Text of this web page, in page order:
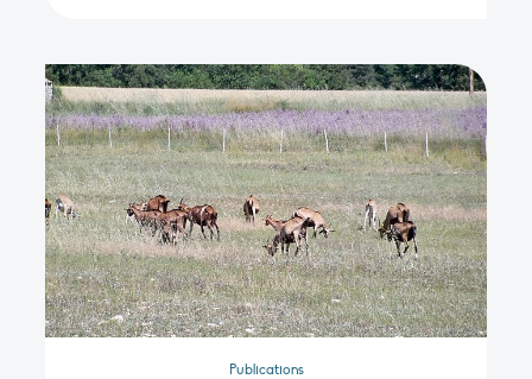
Publications